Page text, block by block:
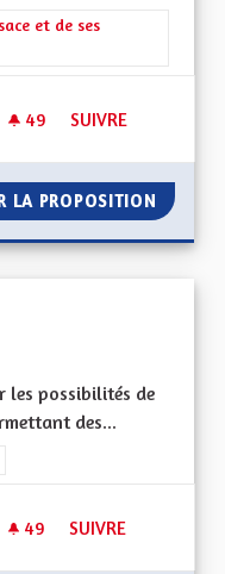
: L'attractivité
et de ses
49 49 ABONNÉS
SUIVRE
LA PROPOSITION
les possibilités de
des...
: Les services publics en
49 49 ABONNÉS
SUIVRE